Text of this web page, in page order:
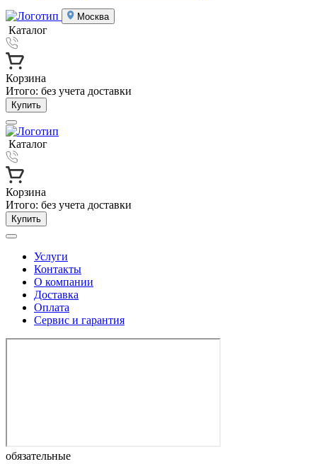
Москва
Каталог
Корзина
Итого: без учета доставки
Купить
Каталог
Корзина
Итого: без учета доставки
Купить
Услуги
Контакты
О компании
Доставка
Оплата
Сервис и гарантия
обязательные